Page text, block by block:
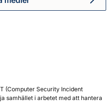
Myndigheten för civilt
(Computer Security Incident
samhället i arbetet med att hantera